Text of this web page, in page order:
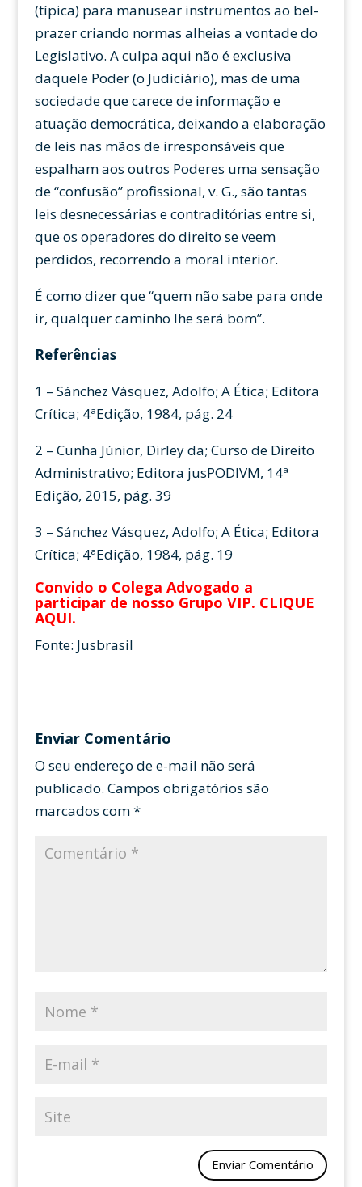
(típica) para manusear instrumentos ao bel-
prazer criando normas alheias a vontade do
Legislativo. A culpa aqui não é exclusiva
daquele Poder (o Judiciário), mas de uma
sociedade que carece de informação e
atuação democrática, deixando a elaboração
de leis nas mãos de irresponsáveis que
espalham aos outros Poderes uma sensação
de “confusão” profissional, v. G., são tantas
leis desnecessárias e contraditórias entre si,
que os operadores do direito se veem
perdidos, recorrendo a moral interior.
É como dizer que “quem não sabe para onde
ir, qualquer caminho lhe será bom”.
Referências
1 – Sánchez Vásquez, Adolfo; A Ética; Editora
Crítica; 4ªEdição, 1984, pág. 24
2 – Cunha Júnior, Dirley da; Curso de Direito
Administrativo; Editora jusPODIVM, 14ª
Edição, 2015, pág. 39
3 – Sánchez Vásquez, Adolfo; A Ética; Editora
Crítica; 4ªEdição, 1984, pág. 19
Convido o Colega Advogado a
participar de nosso Grupo VIP. CLIQUE
AQUI.
Fonte: Jusbrasil
Enviar Comentário
O seu endereço de e-mail não será
publicado. Campos obrigatórios são
marcados com*